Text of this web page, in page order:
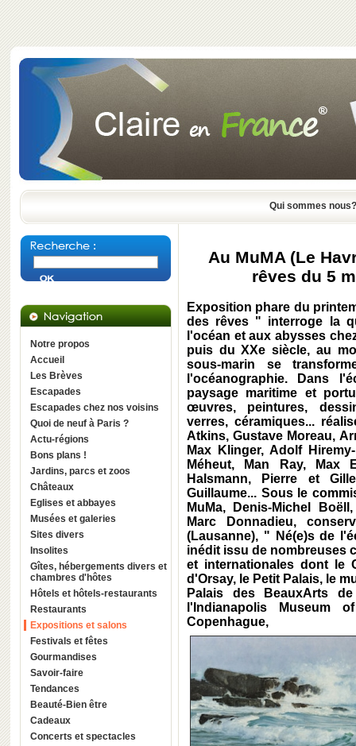
Qui sommes nous?
Notre propos
Accueil
Les Brèves
Escapades
Escapades chez nos voisins
Quoi de neuf à Paris ?
Actu-régions
Bons plans !
Jardins, parcs et zoos
Châteaux
Eglises et abbayes
Musées et galeries
Sites divers
Insolites
Gîtes, hébergements divers et
chambres d'hôtes
Hôtels et hôtels-restaurants
Restaurants
Expositions et salons
Festivals et fêtes
Gourmandises
Savoir-faire
Tendances
Beauté-Bien être
Cadeaux
Concerts et spectacles
Au MuMA (Le
rêves du 5
Exposition phare du
des rêves " interroge la
l'océan et aux abysses
puis du XXe siècle, au
sous-marin se
l'océanographie. Dans
paysage maritime et
œuvres, peintures,
verres, céramiques...
Atkins, Gustave Moreau,
Max Klinger, Adolf
Méheut, Man Ray, Max
Halsmann, Pierre et
Guillaume... Sous le
MuMa, Denis-Michel
Marc Donnadieu,
(Lausanne), " Né(e)s de
inédit issu de nombreuses
et internationales dont le
d'Orsay, le Petit Palais, le
Palais des BeauxArts
l'Indianapolis Museum
Copenhague,